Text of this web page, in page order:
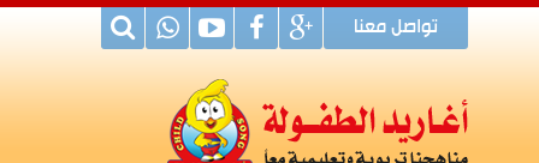
تواصل معنا